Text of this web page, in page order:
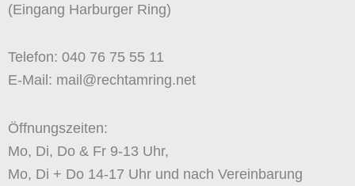
(Eingang Harburger Ring)
Telefon: 040 76 75 55 11
E-Mail: mail@rechtamring.net
Öffnungszeiten:
Mo, Di, Do & Fr 9-13 Uhr,
Mo, Di + Do 14-17 Uhr und nach Vereinbarung